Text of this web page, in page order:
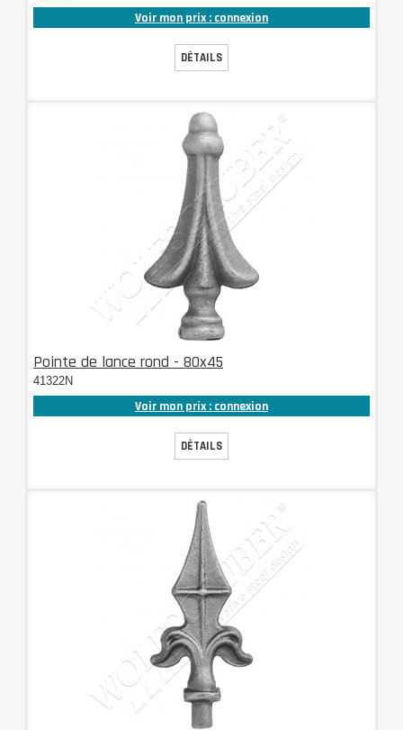
Voir mon prix : connexion
DÉTAILS
Pointe de lance rond - 80x45
41322N
Voir mon prix : connexion
DÉTAILS